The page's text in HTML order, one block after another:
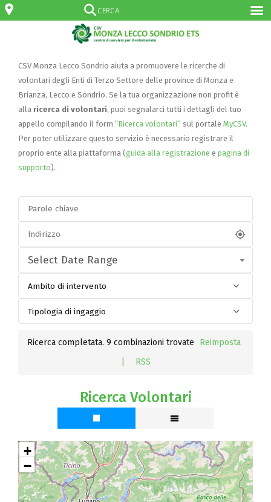
CSV Monza Lecco Sondrio aiuta a promuovere le ricerche di
volontari degli Enti di Terzo Settore delle province di Monza e
Brianza, Lecco e Sondrio. Se la tua organizzazione non profit è
alla ricerca di volontari, puoi segnalarci tutti i dettagli del tuo
appello compilando il form “Ricerca volontari” sul portale MyCSV.
Per poter utilizzare questo servizio è necessario registrare il
proprio ente alla piattaforma (guida alla registrazione e pagina di
supporto).
Select Date Range
Ricerca completata. 9 combinazioni trovate
Reimposta
RSS
Ricerca Volontari
+
−